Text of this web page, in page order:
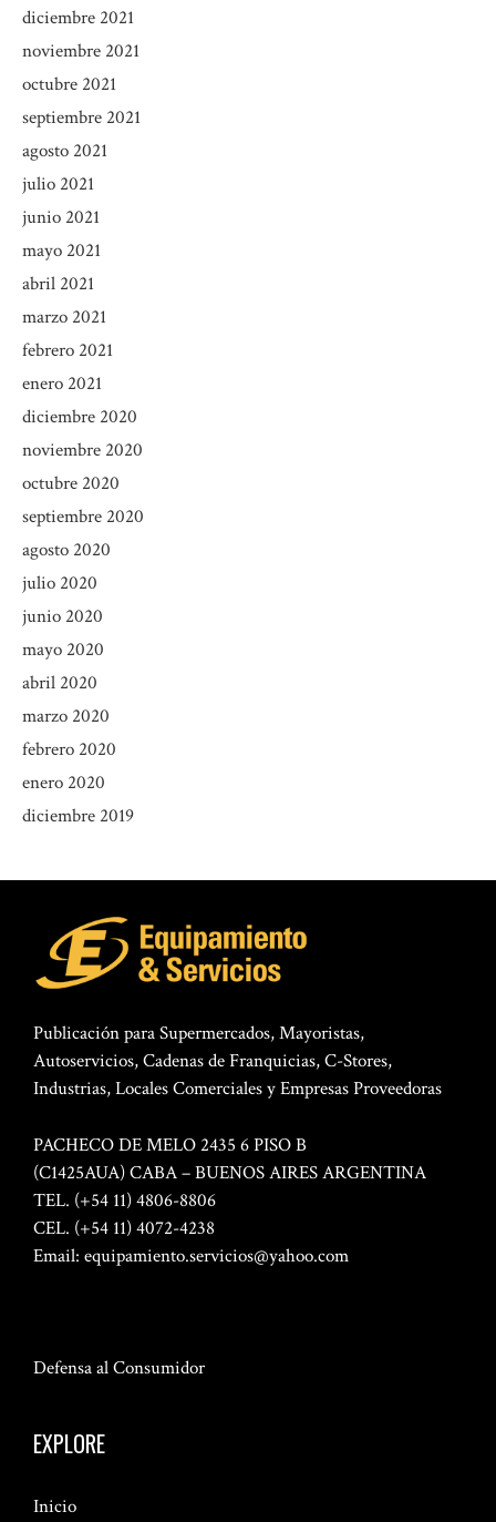
diciembre 2021
noviembre 2021
octubre 2021
septiembre 2021
agosto 2021
julio 2021
junio 2021
mayo 2021
abril 2021
marzo 2021
febrero 2021
enero 2021
diciembre 2020
noviembre 2020
octubre 2020
septiembre 2020
agosto 2020
julio 2020
junio 2020
mayo 2020
abril 2020
marzo 2020
febrero 2020
enero 2020
diciembre 2019
Publicación para Supermercados, Mayoristas,
Autoservicios, Cadenas de Franquicias, C-Stores,
Industrias, Locales Comerciales y Empresas Proveedoras
PACHECO DE MELO 2435 6 PISO B
(C1425AUA) CABA – BUENOS AIRES ARGENTINA
TEL. (+54 11) 4806-8806
CEL. (+54 11) 4072-4238
Email: equipamiento.servicios@yahoo.com
Defensa al Consumidor
EXPLORE
Inicio